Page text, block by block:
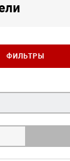
ФИЛЬТРЫ